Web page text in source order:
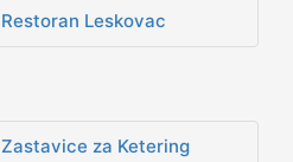
Restoran Leskovac
Zastavice za Ketering